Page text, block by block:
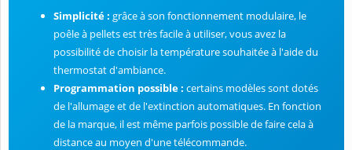
Simplicité : grâce à son fonctionnement modulaire, le
poêle à pellets est très facile à utiliser, vous avez la
possibilité de choisir la température souhaitée à l'aide du
thermostat d'ambiance.
Programmation possible : certains modèles sont dotés
de l'allumage et de l'extinction automatiques. En fonction
de la marque, il est même parfois possible de faire cela à
distance au moyen d'une télécommande.